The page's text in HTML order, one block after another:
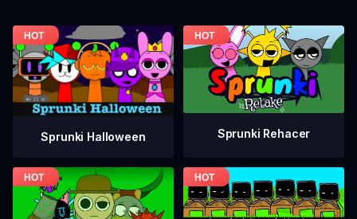
Sprunki Halloween Sprunki Rehacer